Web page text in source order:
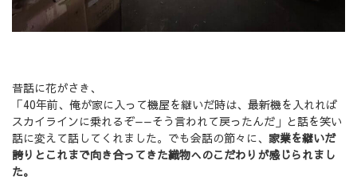
昔話に花がさき、
「40年前、俺が家に入って機屋を継いだ時は、最新機を入れれば
スカイラインに乗れるぞ——そう言われて戻ったんだ」と話を笑い
話に変えて話してくれました。でも会話の節々に、 家業を継いだ
誇りとこれまで向き合ってきた織物へのこだわりが感じられまし
た。